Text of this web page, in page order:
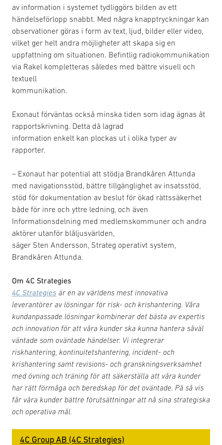
av information i systemet tydliggörs bilden av ett
händelseförlopp snabbt. Med några knapptryckningar kan
observationer göras i form av text, ljud, bilder eller video,
vilket ger helt andra möjligheter att skapa sig en
uppfattning om situationen. Befintlig radiokommunikation
via Rakel kompletteras således med bättre visuell och
textuell
kommunikation.
Exonaut förväntas också minska tiden som idag ägnas åt
rapportskrivning. Detta då lagrad
information enkelt kan plockas ut i olika typer av
rapporter.
– Exonaut har potential att stödja Brandkåren Attunda
med navigationsstöd, bättre tillgänglighet av insatsstöd,
stöd för dokumentation av beslut för ökad rättssäkerhet
både för inre och yttre ledning, och även
Informationsdelning med medlemskommuner och andra
aktörer utanför blåljusvärlden,
säger Sten Andersson, Strateg operativt system,
Brandkåren Attunda.
Om 4C Strategies
4C Strategies är en av världens mest innovativa
leverantörer av lösningar för risk- och krishantering. Våra
kundanpassade lösningar kombinerar det bästa av expertis
och innovation för att våra kunder ska kunna hantera såväl
väntade som oväntade händelser. Vi integrerar
riskhantering, kontinuitetshantering, incident- och
krishantering samt revisions- och granskningsverksamhet
med övning och träning för att säkerställa att våra kunder
har rätt förmåga och beredskap för det oväntade. På så vis
får våra kunder bättre förutsättningar att nå sina strategiska
och operativa mål.
4C Group AB (4C Strategies)